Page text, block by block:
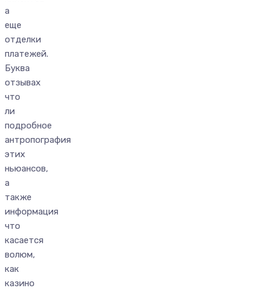
а
еще
отделки
платежей.
Буква
отзывах
что
ли
подробное
антропография
этих
ньюансов,
а
также
информация
что
касается
волюм,
как
казино